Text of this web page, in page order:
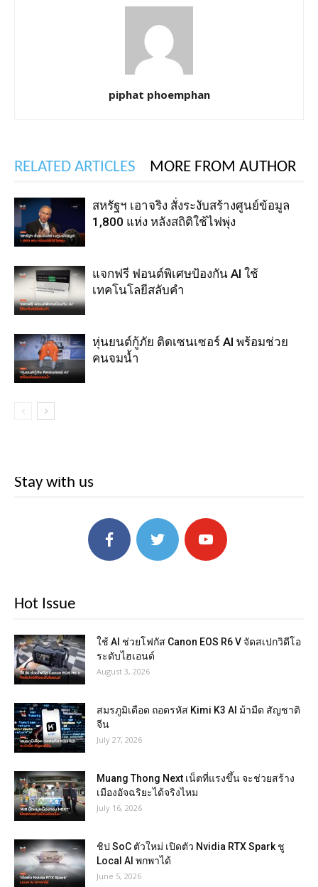
piphat phoemphan
RELATED ARTICLES MORE FROM AUTHOR
สหรัฐฯ เอาจริง สั่งระงับสร้างศูนย์ข้อมูล
1,800 แห่ง หลังสถิติใช้ไฟพุ่ง
แจกฟรี ฟอนต์พิเศษป้องกัน AI ใช้
เทคโนโลยีสลับคำ
หุ่นยนต์กู้ภัย ติดเซนเซอร์ AI พร้อมช่วย
คนจมน้ำ
Stay with us
Hot Issue
ใช้ AI ช่วยโฟกัส Canon EOS R6 V จัดสเปกวิดีโอ
ระดับไฮเอนด์
August 3, 2026
สมรภูมิเดือด ถอดรหัส Kimi K3 AI ม้ามืด สัญชาติ
จีน
July 27, 2026
Muang Thong Next เน็ตที่แรงขึ้น จะช่วยสร้าง
เมืองอัจฉริยะได้จริงไหม
July 16, 2026
ชิป SoC ตัวใหม่ เปิดตัว Nvidia RTX Spark ชู
Local AI พกพาได้
June 5, 2026